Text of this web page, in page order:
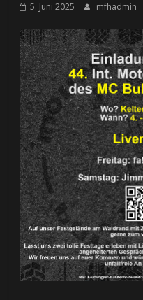
5. Juni 2025 mfhadmin